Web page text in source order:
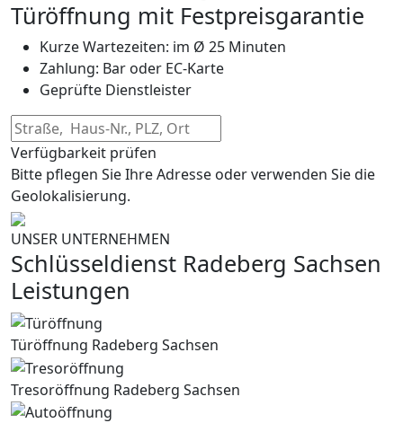
Türöffnung mit Festpreisgarantie
Kurze Wartezeiten: im Ø 25 Minuten
Zahlung: Bar oder EC-Karte
Geprüfte Dienstleister
Verfügbarkeit prüfen
Bitte pflegen Sie Ihre Adresse oder verwenden Sie die
Geolokalisierung.
UNSER UNTERNEHMEN
Schlüsseldienst Radeberg Sachsen
Leistungen
Türöffnung Radeberg Sachsen
Tresoröffnung Radeberg Sachsen